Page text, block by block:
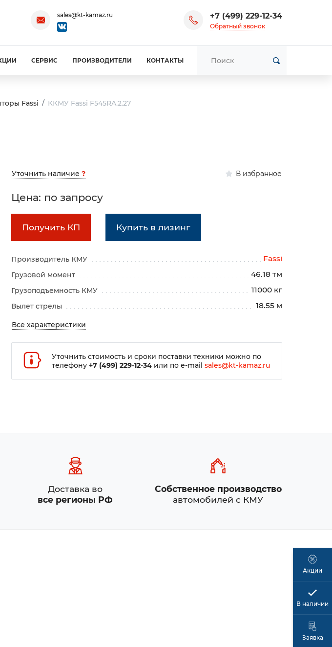
sales@kt-kamaz.ru +7 (499) 229-12-34
Обратный звонок
СЕРВИС ПРОИЗВОДИТЕЛИ КОНТАКТЫ
Fassi ККМУ Fassi F545RA.2.27
Уточнить наличие ? В избранное
Цена: по запросу
Получить КП Купить в лизинг
Производитель КМУ Fassi
Грузовой момент 46.18 тм
Грузоподъемность КМУ 11000 кг
Вылет стрелы 18.55 м
Все характеристики
Уточнить стоимость и сроки поставки техники можно по
телефону +7 (499) 229-12-34или по e-mail sales@kt-kamaz.ru
Доставка во
все регионы РФ
Собственное производство
автомобилей с КМУ
Акции
В наличии
Заявка